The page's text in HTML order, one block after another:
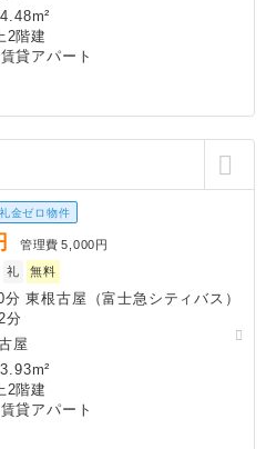
2階建
貸アパート
金ゼロ物件
管理費 5,000円
礼 無料
分 東根古屋（富士急シティバス）
分
屋
2階建
貸アパート